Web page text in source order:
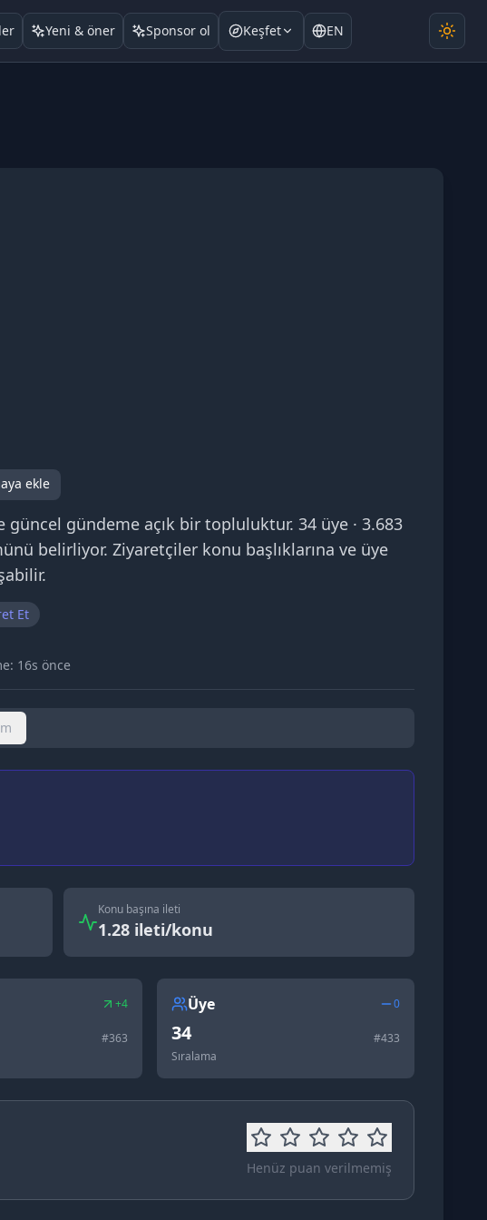
Yeni & öner Sponsor ol Keşfet EN
ekle
gündeme açık bir topluluktur. 34 üye · 3.683
belirliyor. Ziyaretçiler konu başlıklarına ve üye
Et
16s önce
Konu başına ileti
1.28 ileti/konu
+4
#363
Üye 0
34 #433
Sıralama
Henüz puan verilmemiş